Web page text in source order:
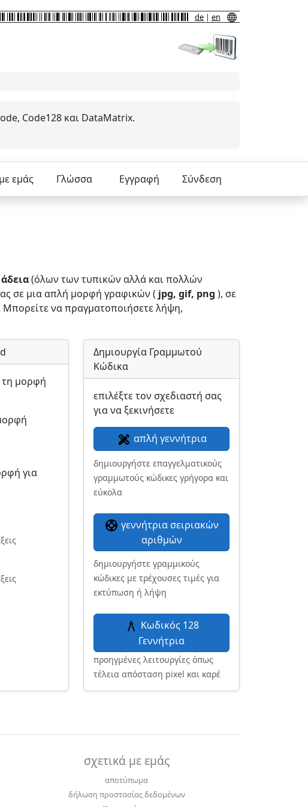
de | en
Code128 και DataMatrix.
εμάς Γλώσσα Εγγραφή Σύνδεση
(όλων των τυπικών αλλά και πολλών
σε μια απλή μορφή γραφικών ( jpg, gif, png ), σε
Μπορείτε να πραγματοποιήσετε λήψη,
τη μορφή
για
Δημιουργία Γραμμωτού
Κώδικα
επιλέξτε τον σχεδιαστή σας
για να ξεκινήσετε
απλή γεννήτρια
δημιουργήστε επαγγελματικούς
γραμμωτούς κώδικες γρήγορα και
εύκολα
γεννήτρια σειριακών
αριθμών
δημιουργήστε γραμμικούς
κώδικες με τρέχουσες τιμές για
εκτύπωση ή λήψη
Κωδικός 128
Γεννήτρια
προηγμένες λειτουργίες όπως
τέλεια απόσταση pixel και καρέ
σχετικά με εμάς
αποτύπωμα
δήλωση προστασίας δεδομένων